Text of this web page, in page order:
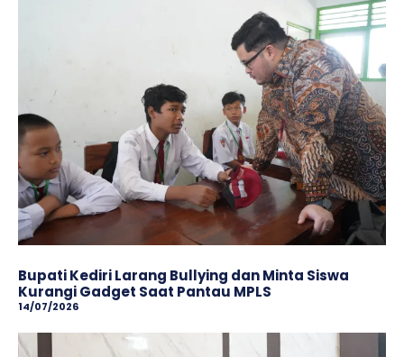
Bupati Kediri Larang Bullying dan Minta Siswa
Kurangi Gadget Saat Pantau MPLS
14/07/2026